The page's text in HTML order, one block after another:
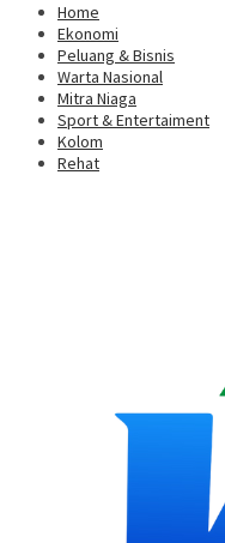
Home
Ekonomi
Peluang & Bisnis
Warta Nasional
Mitra Niaga
Sport & Entertaiment
Kolom
Rehat